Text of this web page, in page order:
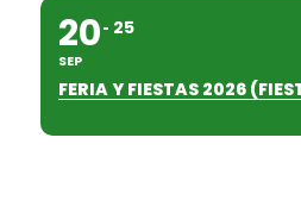
20
SEP
25
FERIA Y FIESTAS 2026